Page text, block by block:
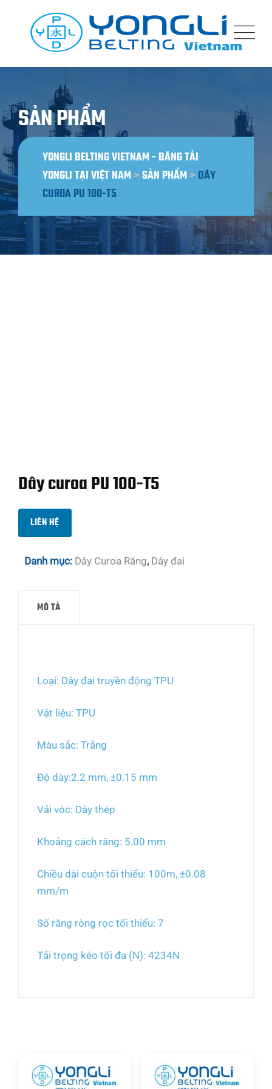
SẢN PHẨM
YONGLI BELTING VIETNAM - BĂNG TẢI
YONGLI TẠI VIỆT NAM>SẢN PHẨM>DÂY
CUROA PU 100-T5
Dây curoa PU 100-T5
LIÊN HỆ
Danh mục: Dây Curoa Răng, Dây đai
MÔ TẢ
Loại: Dây đai truyền động TPU
Vật liệu: TPU
Màu sắc: Trắng
Độ dày:2.2 mm, ±0.15 mm
Vải vóc: Dây thép
Khoảng cách răng: 5.00 mm
Chiều dài cuộn tối thiểu: 100m, ±0.08
mm/m
Số răng ròng rọc tối thiểu: 7
Tải trọng kéo tối đa (N): 4234N